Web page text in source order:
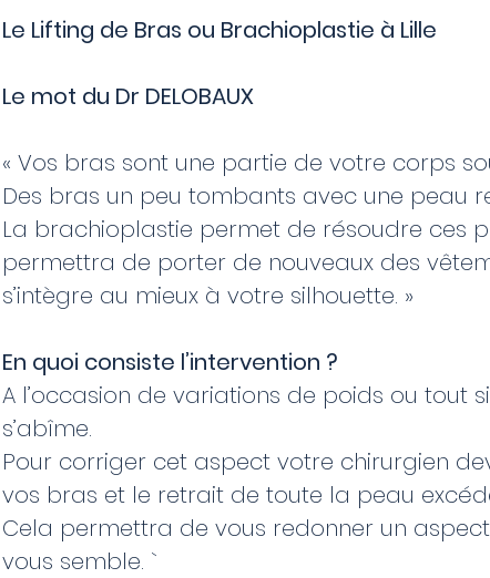
Le Lifting de Bras ou Brachioplastie à Lille
Le mot du Dr DELOBAUX
« Vos bras sont une partie de votre corps
Des bras un peu tombants avec une peau
La brachioplastie permet de résoudre ces
permettra de porter de nouveaux des
s’intègre au mieux à votre silhouette. »
En quoi consiste l’intervention ?
A l’occasion de variations de poids ou tout
s’abîme.
Pour corriger cet aspect votre chirurgien
vos bras et le retrait de toute la peau
Cela permettra de vous redonner un
vous semble. `